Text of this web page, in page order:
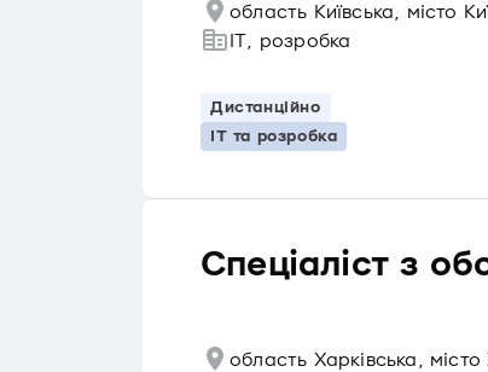
область Київська, місто
IT, розробка
Дистанційно
IT та розробка
Спеціаліст з
область Харківська,